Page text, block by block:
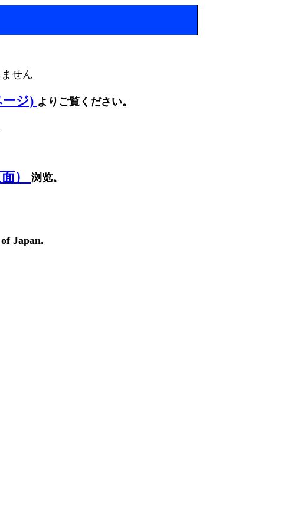
せん
ージ) よりご覧ください。
） 浏览。
Japan.